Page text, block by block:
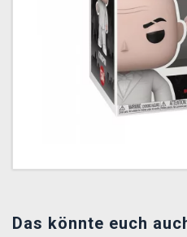
Das könnte euch